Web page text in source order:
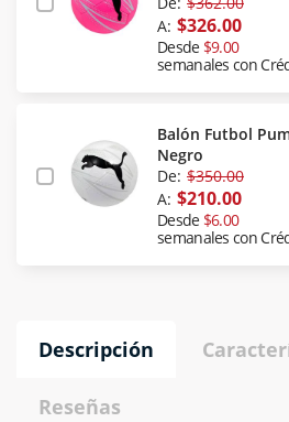
A: $326.00
Desde $9.00
semanales con
Balón Futbol
Negro
De: $350.00
A: $210.00
Desde $6.00
semanales con
Descripción
Reseñas